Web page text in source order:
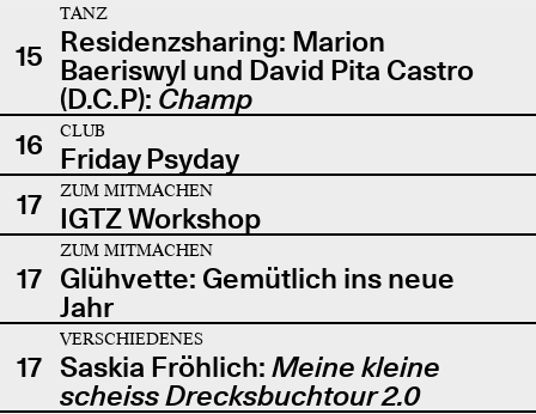
15
TANZ
Residenzsharing: Marion
Baeriswyl und David Pita Castro
(D.C.P): Champ
16
CLUB
Friday Psyday
17
ZUM MITMACHEN
IGTZ Workshop
17
ZUM MITMACHEN
Glühvette: Gemütlich ins neue
Jahr
17
VERSCHIEDENES
Saskia Fröhlich: Meine kleine
scheiss Drecksbuchtour 2.0